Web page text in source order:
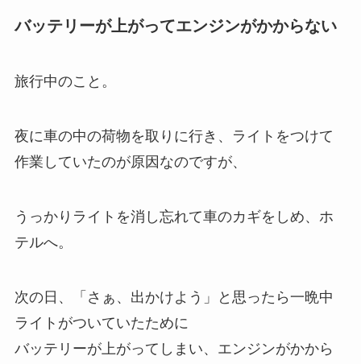
バッテリーが上がってエンジンがかからない
旅行中のこと。
夜に車の中の荷物を取りに行き、ライトをつけて
作業していたのが原因なのですが、
うっかりライトを消し忘れて車のカギをしめ、ホ
テルへ。
次の日、「さぁ、出かけよう」と思ったら一晩中
ライトがついていたために
バッテリーが上がってしまい、エンジンがかから